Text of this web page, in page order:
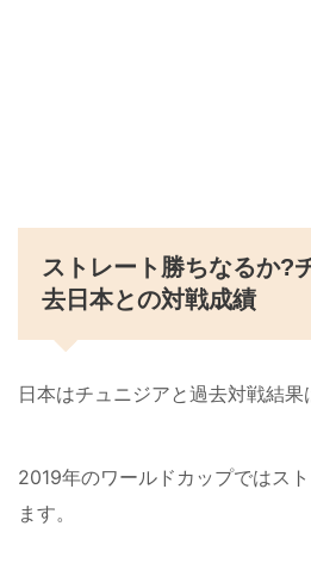
ストレート勝ちなるか?
去日本との対戦成績
日本はチュニジアと過去対戦結果
2019年のワールドカップではス
ます。